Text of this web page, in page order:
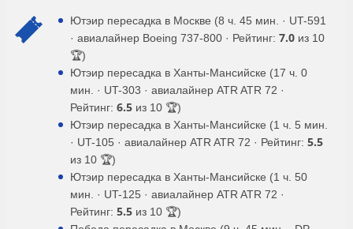
Ютэир пересадка в Москве (8 ч. 45 мин. · UT-591
· авиалайнер Boeing 737-800 · Рейтинг: 7.0 из 10
🏆)
Ютэир пересадка в Ханты-Мансийске (17 ч. 0
мин. · UT-303 · авиалайнер ATR ATR 72 ·
Рейтинг: 6.5 из 10 🏆)
Ютэир пересадка в Ханты-Мансийске (1 ч. 5 мин.
· UT-105 · авиалайнер ATR ATR 72 · Рейтинг: 5.5
из 10 🏆)
Ютэир пересадка в Ханты-Мансийске (1 ч. 50
мин. · UT-125 · авиалайнер ATR ATR 72 ·
Рейтинг: 5.5 из 10 🏆)